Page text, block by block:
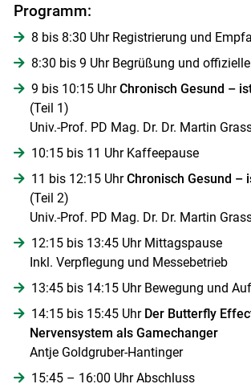
Skip to main content
Programm:
8 bis 8:30 Uhr Registrierung und
8:30 bis 9 Uhr Begrüßung und
9 bis 10:15 UhrChronisch Gesund –
(Teil 1)
Univ.-Prof. PD Mag. Dr. Dr. Martin
10:15 bis 11 Uhr Kaffeepause
11 bis 12:15 UhrChronisch Gesund –
(Teil 2)
Univ.-Prof. PD Mag. Dr. Dr. Martin
12:15 bis 13:45 Uhr Mittagspause
Inkl. Verpflegung und Messebetrieb
13:45 bis 14:15 Uhr Bewegung und
14:15 bis 15:45 Uhr Der Butterfly
Nervensystem als Gamechanger
Antje Goldgruber-Hantinger
15:45 – 16:00 Uhr Abschluss